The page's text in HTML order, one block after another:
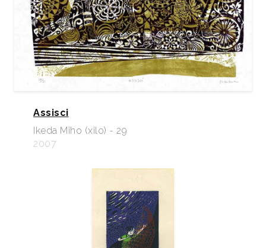
Assisci
Ikeda Miho (xilo) - 29
2007